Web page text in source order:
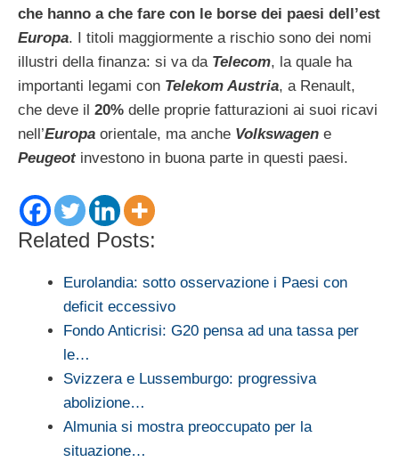
che hanno a che fare con le borse dei paesi dell’est
Europa. I titoli maggiormente a rischio sono dei nomi
illustri della finanza: si va da Telecom, la quale ha
importanti legami con Telekom Austria, a Renault,
che deve il 20% delle proprie fatturazioni ai suoi ricavi
nell’Europa orientale, ma anche Volkswagen e
Peugeotinvestono in buona parte in questi paesi.
Related Posts:
Eurolandia: sotto osservazione i Paesi con
deficit eccessivo
Fondo Anticrisi: G20 pensa ad una tassa per
le…
Svizzera e Lussemburgo: progressiva
abolizione…
Almunia si mostra preoccupato per la
situazione…